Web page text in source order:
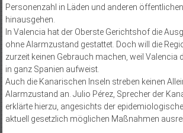
Personenzahl in Läden und anderen
hinausgehen.
In Valencia hat der Oberste Gerichtshof die
ohne Alarmzustand gestattet. Doch will die
zurzeit keinen Gebrauch machen, weil Valencia
in ganz Spanien aufweist.
Auch die Kanarischen Inseln streben keinen
Alarmzustand an. Julio Pérez, Sprecher der
erklärte hierzu, angesichts der
aktuell gesetzlich möglichen Maßnahmen